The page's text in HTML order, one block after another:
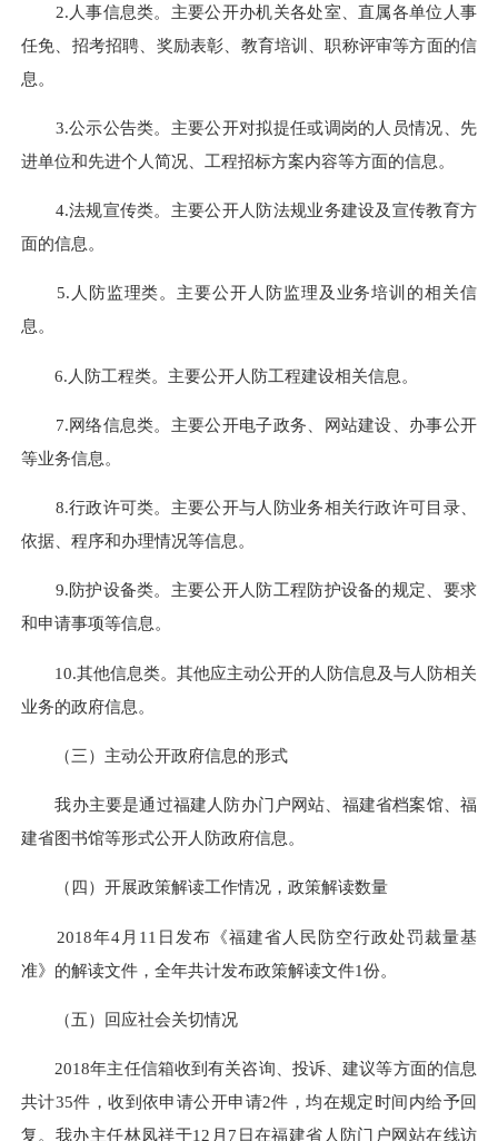
2.人事信息类。主要公开办机关各处室、直属各单位人事
任免、招考招聘、奖励表彰、教育培训、职称评审等方面的信
息。
3.公示公告类。主要公开对拟提任或调岗的人员情况、先
进单位和先进个人简况、工程招标方案内容等方面的信息。
4.法规宣传类。主要公开人防法规业务建设及宣传教育方
面的信息。
5.人防监理类。主要公开人防监理及业务培训的相关信
息。
6.人防工程类。主要公开人防工程建设相关信息。
7.网络信息类。主要公开电子政务、网站建设、办事公开
等业务信息。
8.行政许可类。主要公开与人防业务相关行政许可目录、
依据、程序和办理情况等信息。
9.防护设备类。主要公开人防工程防护设备的规定、要求
和申请事项等信息。
10.其他信息类。其他应主动公开的人防信息及与人防相关
业务的政府信息。
（三）主动公开政府信息的形式
我办主要是通过福建人防办门户网站、福建省档案馆、福
建省图书馆等形式公开人防政府信息。
（四）开展政策解读工作情况，政策解读数量
2018年4月11日发布《福建省人民防空行政处罚裁量基
准》的解读文件，全年共计发布政策解读文件1份。
（五）回应社会关切情况
2018年主任信箱收到有关咨询、投诉、建议等方面的信息
共计35件，收到依申请公开申请2件，均在规定时间内给予回
复。我办主任林凤祥于12月7日在福建省人防门户网站在线访